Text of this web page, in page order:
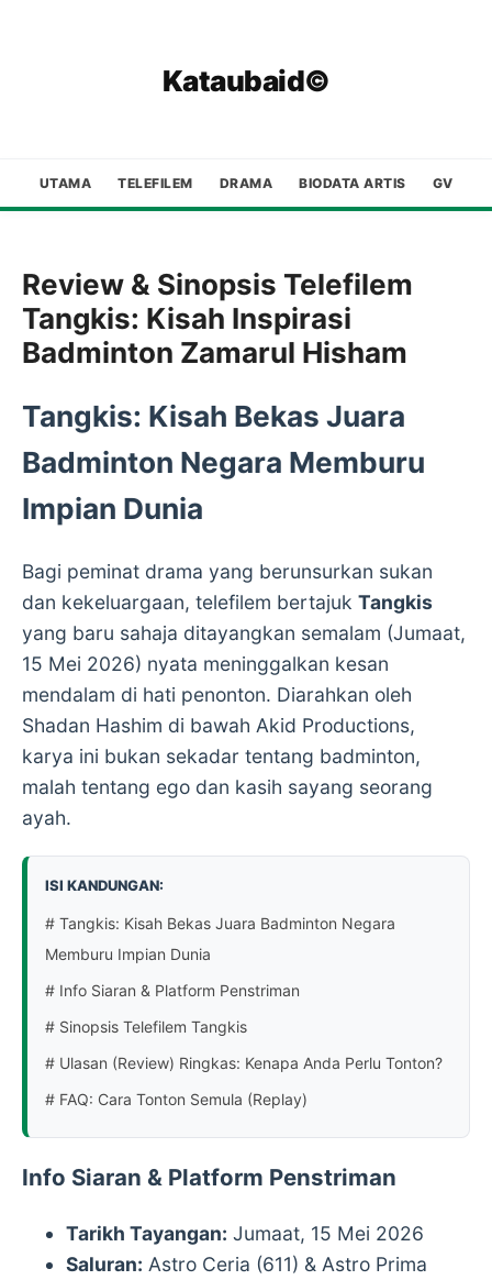
Kataubaid©
UTAMA TELEFILEM DRAMA BIODATA ARTIS GV
Review & Sinopsis Telefilem
Tangkis: Kisah Inspirasi
Badminton Zamarul Hisham
Tangkis: Kisah Bekas Juara
Badminton Negara Memburu
Impian Dunia
Bagi peminat drama yang berunsurkan sukan
dan kekeluargaan, telefilem bertajuk Tangkis
yang baru sahaja ditayangkan semalam (Jumaat,
15 Mei 2026) nyata meninggalkan kesan
mendalam di hati penonton. Diarahkan oleh
Shadan Hashim di bawah Akid Productions,
karya ini bukan sekadar tentang badminton,
malah tentang ego dan kasih sayang seorang
ayah.
ISI KANDUNGAN:
# Tangkis: Kisah Bekas Juara Badminton Negara
Memburu Impian Dunia
# Info Siaran & Platform Penstriman
# Sinopsis Telefilem Tangkis
# Ulasan (Review) Ringkas: Kenapa Anda Perlu Tonton?
# FAQ: Cara Tonton Semula (Replay)
Info Siaran & Platform Penstriman
Tarikh Tayangan: Jumaat, 15 Mei 2026
Saluran: Astro Ceria (611) & Astro Prima